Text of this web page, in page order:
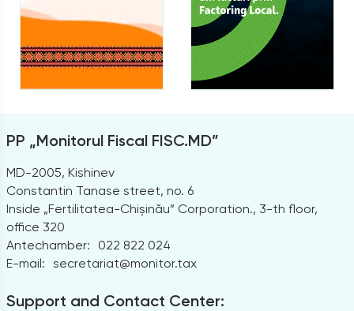
PP „Monitorul Fiscal FISC.MD”
MD-2005, Kishinev
Constantin Tanase street, no. 6
Inside „Fertilitatea-Chișinău” Corporation., 3-th floor,
office 320
Antechamber:
022 822 024
E-mail: secretariat@monitor.tax
Support and Contact Center: